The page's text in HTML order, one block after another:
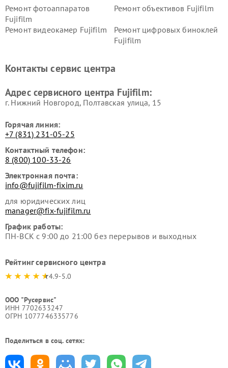
Ремонт фотоаппаратов
Fujifilm
Ремонт объективов Fujifilm
Ремонт видеокамер Fujifilm
Ремонт цифровых биноклей
Fujifilm
Контакты сервис центра
Адрес сервисного центра Fujifilm:
г. Нижний Новгород, Полтавская улица, 15
Горячая линия:
+7 (831) 231-05-25
Контактный телефон:
8 (800) 100-33-26
Электронная почта:
info@fujifilm-fixim.ru
для юридических лиц
manager@fix-fujifilm.ru
График работы:
ПН-ВСК с 9:00 до 21:00 без перерывов и выходных
Рейтинг сервисного центра
4.9-5.0
ООО "Русервис"
ИНН 7702633247
ОГРН 1077746335776
Поделиться в соц. сетях: